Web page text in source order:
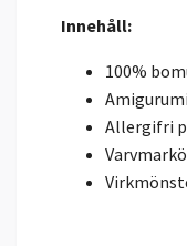
Innehåll:
100%
Allergifri